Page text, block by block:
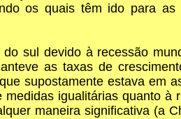
os quais têm ido para
sul devido à recessão
as taxas de
supostamente estava em
igualitárias quanto
maneira significativa (a